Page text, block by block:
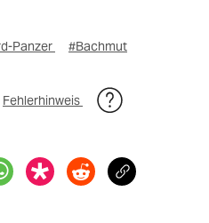
Panzer #Bachmut
Fehlerhinweis